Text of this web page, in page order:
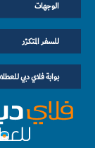
الوجهات
للسفر المتكرّر
بوابة فلاي دبي